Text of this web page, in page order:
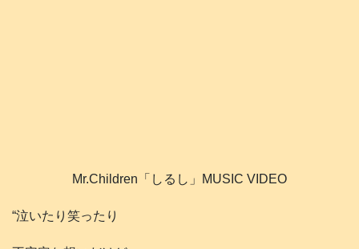
Mr.Children「しるし」MUSIC VIDEO
“泣いたり笑ったり